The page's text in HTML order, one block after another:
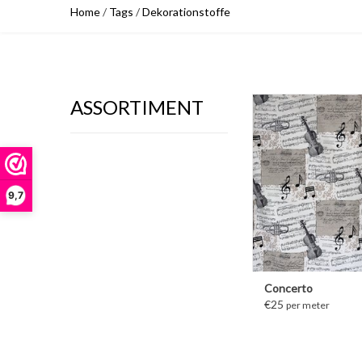
9,7
Home/ Tags /Dekorationstoffe
ASSORTIMENT
MEER
Concerto
€25 per meter